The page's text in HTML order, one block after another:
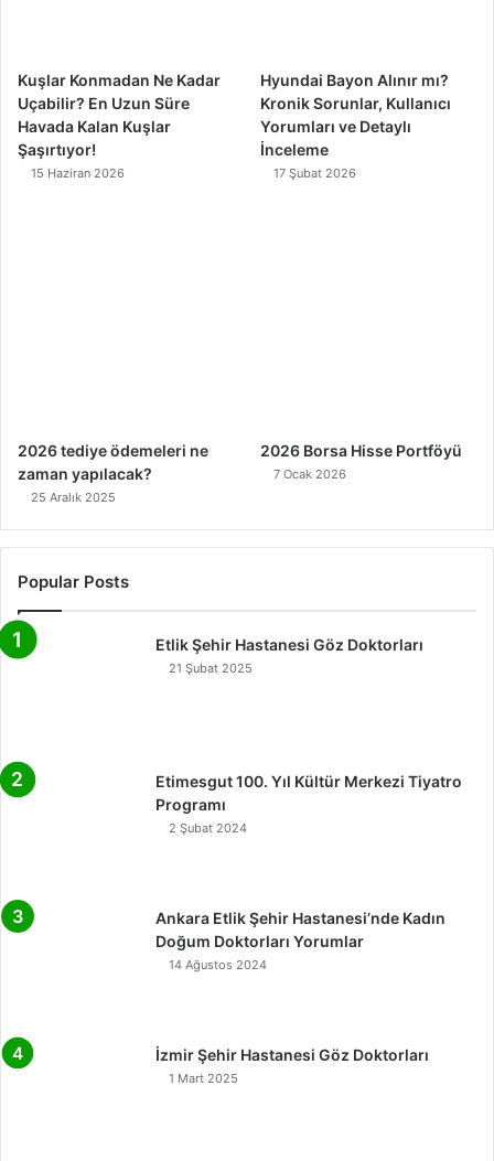
Kuşlar Konmadan Ne Kadar
Uçabilir? En Uzun Süre
Havada Kalan Kuşlar
Şaşırtıyor!
15 Haziran 2026
Hyundai Bayon Alınır mı?
Kronik Sorunlar, Kullanıcı
Yorumları ve Detaylı
İnceleme
17 Şubat 2026
2026 tediye ödemeleri ne
zaman yapılacak?
25 Aralık 2025
2026 Borsa Hisse Portföyü
7 Ocak 2026
Popular Posts
Etlik Şehir Hastanesi Göz Doktorları
21 Şubat 2025
Etimesgut 100. Yıl Kültür Merkezi Tiyatro
Programı
2 Şubat 2024
Ankara Etlik Şehir Hastanesi’nde Kadın
Doğum Doktorları Yorumlar
14 Ağustos 2024
İzmir Şehir Hastanesi Göz Doktorları
1 Mart 2025